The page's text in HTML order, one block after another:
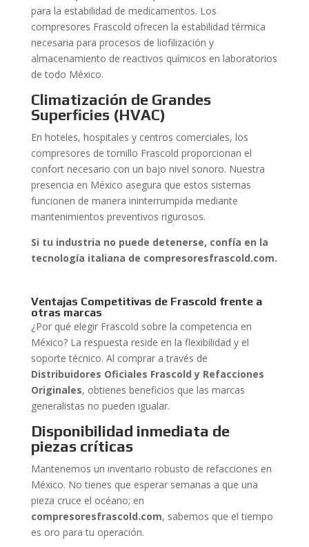
para la estabilidad de medicamentos. Los
compresores Frascold ofrecen la estabilidad térmica
necesaria para procesos de liofilización y
almacenamiento de reactivos químicos en laboratorios
de todo México.
Climatización de Grandes
Superficies (HVAC)
En hoteles, hospitales y centros comerciales, los
compresores de tornillo Frascold proporcionan el
confort necesario con un bajo nivel sonoro. Nuestra
presencia en México asegura que estos sistemas
funcionen de manera ininterrumpida mediante
mantenimientos preventivos rigurosos.
Si tu industria no puede detenerse, confía en la
tecnología italiana de compresoresfrascold.com.
Ventajas Competitivas de Frascold frente a
otras marcas
¿Por qué elegir Frascold sobre la competencia en
México? La respuesta reside en la flexibilidad y el
soporte técnico. Al comprar a través de
Distribuidores Oficiales Frascold y Refacciones
Originales, obtienes beneficios que las marcas
generalistas no pueden igualar.
Disponibilidad inmediata de
piezas críticas
Mantenemos un inventario robusto de refacciones en
México. No tienes que esperar semanas a que una
pieza cruce el océano; en
compresoresfrascold.com, sabemos que el tiempo
es oro para tu operación.